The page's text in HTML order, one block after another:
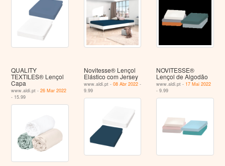
QUALITY
TEXTILES® Lençol
Capa
www.aldi.pt -26 Mar 2022
- 15.99
Novitesse® Lençol
Elástico com Jersey
www.aldi.pt - 08 Abr 2022-
9.99
NOVITESSE®
Lençol de Algodão
www.aldi.pt - 17 Mai 2022
- 9.99